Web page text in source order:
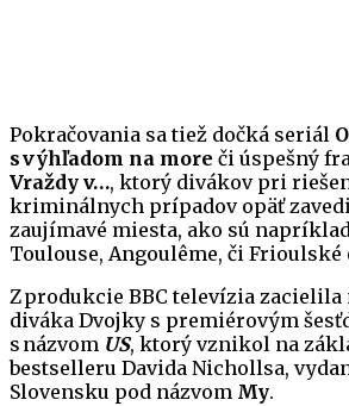
Pokračovania sa tiež dočká seriál
s výhľadom na more či úspešný
Vraždy v…, ktorý divákov pri
kriminálnych prípadov opäť
zaujímavé miesta, ako sú
Toulouse, Angoulême, či Frioulské
Z produkcie BBC televízia zacielila
diváka Dvojky s premiérovým
s názvom US, ktorý vznikol na
bestselleru Davida Nichollsa,
Slovensku pod názvom My.